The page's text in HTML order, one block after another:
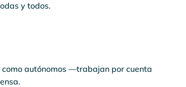
y todos.
autónomos —trabajan por cuenta